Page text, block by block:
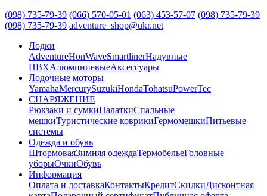
(098) 735-79-39 (066) 570-05-01 (063) 453-57-07 (098) 735-79-39
(098) 735-79-39 adventure_shop@ukr.net
Лодки
AdventureHonWaveSmartlinerНадувные
ПВХАлюминиевыеАксессуары
Лодочные моторы
YamahaMercurySuzukiHondaTohatsuPowerTec
СНАРЯЖЕНИЕ
Рюкзаки и сумкиПалаткиСпальные
мешкиТуристические коврикиГермомешкиПитьевые
системы
Одежда и обувь
ШтормоваяЗимняя одеждаТермобельеГоловные
уборыОчкиОбувь
Информация
Оплата и доставкаКонтактыКредитСкидкиДисконтная